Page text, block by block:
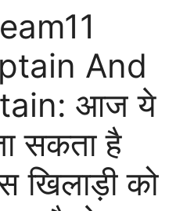
And
आज ये
सकता है
खिलाड़ी को